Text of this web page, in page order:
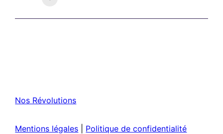
Nos Révolutions
Mentions légales Politique de confidentialité